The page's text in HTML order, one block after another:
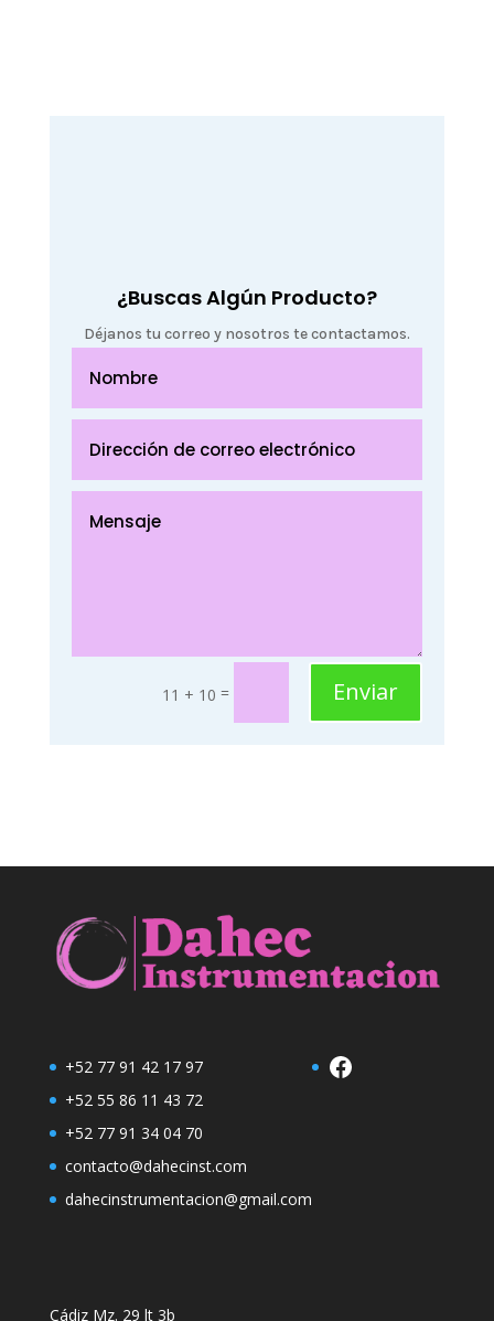
¿Buscas Algún Producto?
Déjanos tu correo y nosotros te contactamos.
11 + 10 = Enviar
+52 77 91 42 17 97
+52 55 86 11 43 72
+52 77 91 34 04 70
contacto@dahecinst.com
dahecinstrumentacion@gmail.com
Facebook
Cádiz Mz. 29 lt 3b